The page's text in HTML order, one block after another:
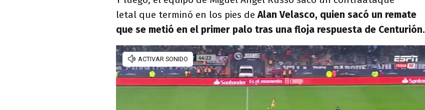
letal que terminó en los pies de Alan Velasco, quien sacó un remate
que se metió en el primer palo tras una floja respuesta de Centurión.